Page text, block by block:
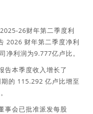
26财年第二季度利
2026 财年第二季度净利
净利润为9.777亿卢比。
本季度收入增长了
的 115.292 亿卢比增至
会已批准派发每股